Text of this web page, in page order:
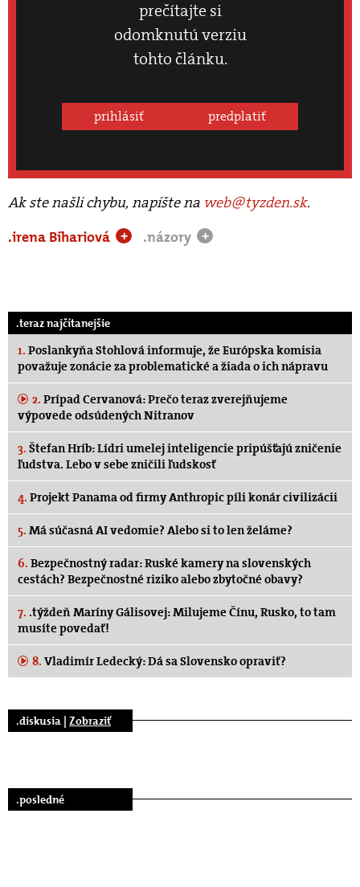
prečítajte si
odomknutú verziu
tohto článku.
prihlásiť predplatiť
Ak ste našli chybu, napíšte na web@tyzden.sk.
.irena Bihariová
+ .názory +
.teraz najčítanejšie
1. Poslankyňa Stohlová informuje, že Európska komisia
považuje zonácie za problematické a žiada o ich nápravu
2. Prípad Cervanová: Prečo teraz zverejňujeme
výpovede odsúdených Nitranov
3. Štefan Hríb: Lídri umelej inteligencie pripúšťajú zničenie
ľudstva. Lebo v sebe zničili ľudskosť
4. Projekt Panama od firmy Anthropic píli konár civilizácii
5. Má súčasná AI vedomie? Alebo si to len želáme?
6. Bezpečnostný radar: Ruské kamery na slovenských
cestách? Bezpečnostné riziko alebo zbytočné obavy?
7. .týždeň Maríny Gálisovej: Milujeme Čínu, Rusko, to tam
musíte povedať!
8. Vladimír Ledecký: Dá sa Slovensko opraviť?
.diskusia | Zobraziť
.posledné